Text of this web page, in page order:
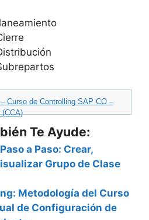
Curso de Controlling SAP CO –
(CCA)
Te Ayude:
a Paso: Crear,
Grupo de Clase
Metodología del Curso
de Configuración de